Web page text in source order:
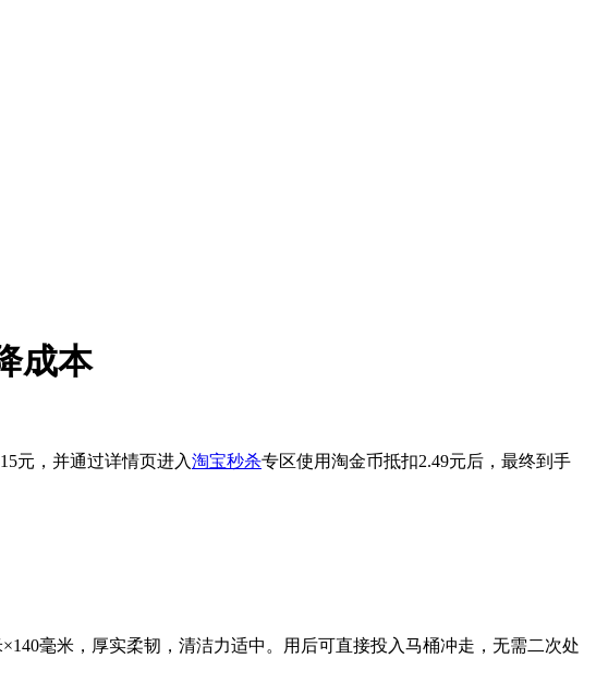
成本
元，并通过详情页进入淘宝秒杀专区使用淘金币抵扣2.49元后，最终到手
毫米，厚实柔韧，清洁力适中。用后可直接投入马桶冲走，无需二次处